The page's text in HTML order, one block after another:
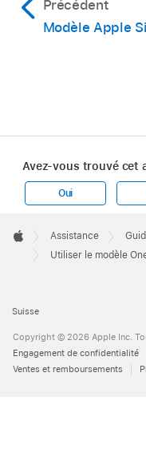
Précédent
Modèle Apple
Avez-vous trouvé cet
Oui
Footer

Apple
Assistance
Utiliser le modèle
Suisse
Copyright © 2026 Apple Inc.
Engagement de confidentialité
Ventes et remboursements